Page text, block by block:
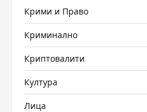
Крими и Право
Криминално
Криптовалити
Култура
Лица